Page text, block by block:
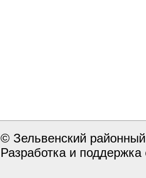
© Зельвенский
Разработка и поддержка